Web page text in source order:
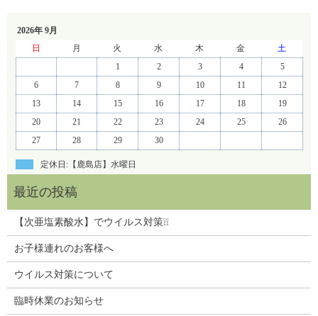
2026年 9月
日
月 火 水 木 金
土
1
2 3 4
5
6
7 8 9 10 11
12
13
14 15 16 17 18
19
20
21 22 23 24 25
26
27
28 29 30
定休日:【鹿島店】水曜日
【次亜塩素酸水】でウイルス対策❕❕
お子様連れのお客様へ
ウイルス対策について
臨時休業のお知らせ